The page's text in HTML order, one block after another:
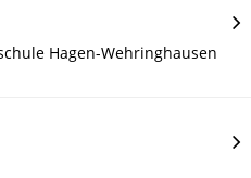
Hagen-Wehringhausen